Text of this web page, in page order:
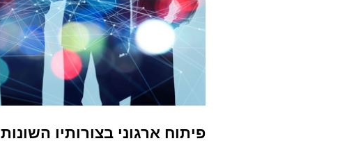
פיתוח ארגוני בצורותיו השונות